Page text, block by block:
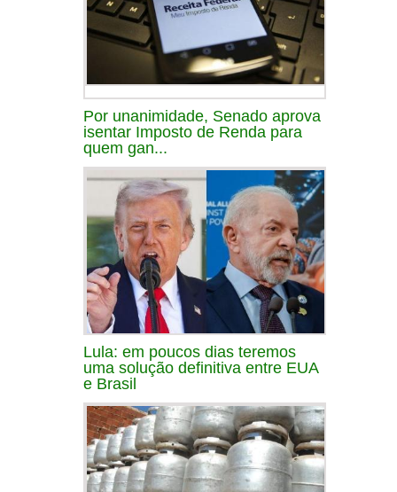
Por unanimidade, Senado aprova
isentar Imposto de Renda para
quem gan...
Lula: em poucos dias teremos
uma solução definitiva entre EUA
e Brasil